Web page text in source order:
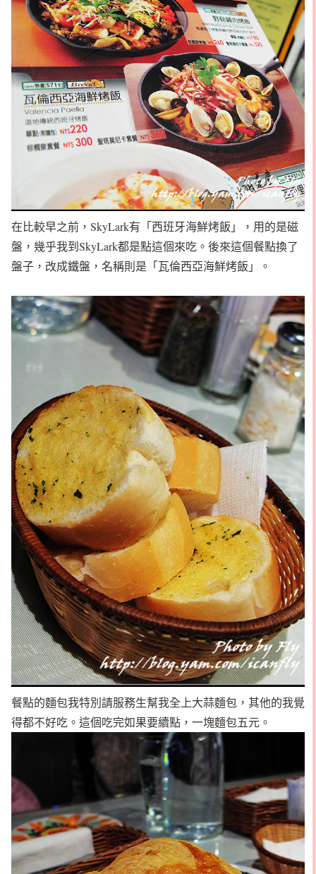
在比較早之前，SkyLark有「西班牙海鮮烤飯」，用的是磁
盤，幾乎我到SkyLark都是點這個來吃。後來這個餐點換了
盤子，改成鐵盤，名稱則是「瓦倫西亞海鮮烤飯」。
餐點的麵包我特別請服務生幫我全上大蒜麵包，其他的我覺
得都不好吃。這個吃完如果要續點，一塊麵包五元。